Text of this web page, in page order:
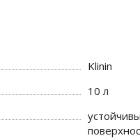
Klinin
10 л